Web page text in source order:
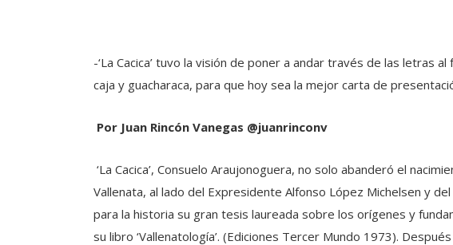
-‘La Cacica’ tuvo la visión de poner a andar través de las letras
caja y guacharaca, para que hoy sea la mejor carta de
Por Juan Rincón Vanegas @juanrinconv
‘La Cacica’, Consuelo Araujonoguera, no solo abanderó el
Vallenata, al lado del Expresidente Alfonso López Michelsen y
para la historia su gran tesis laureada sobre los orígenes y
su libro ‘Vallenatología’. (Ediciones Tercer Mundo 1973).